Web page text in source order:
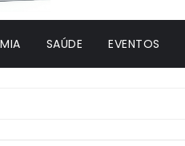
SAÚDE EVENTOS